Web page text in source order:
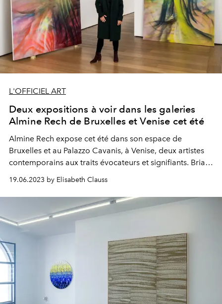
L'OFFICIEL ART
Deux expositions à voir dans les galeries
Almine Rech de Bruxelles et Venise cet été
Almine Rech expose cet été dans son espace de
Bruxelles et au Palazzo Cavanis, à Venise, deux artistes
contemporains aux traits évocateurs et signifiants. Brian
et ses visages désaxés,
ses ondes luminescentes qui impriment la rétine et
interpellent l’imagination.
19.06.2023 by Elisabeth Clauss